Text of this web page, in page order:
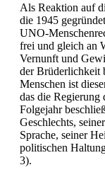
Als Reaktion auf
die 1945
UNO-
frei und gleich an
Vernunft und
der Brüderlichkeit
Menschen ist
das die
Folgejahr
Geschlechts,
Sprache, seiner
politischen
3).